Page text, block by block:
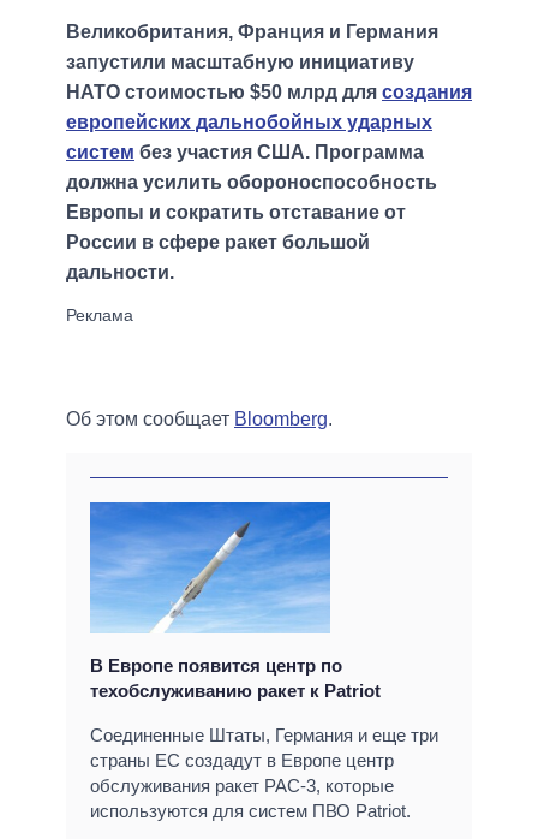
Великобритания, Франция и Германия
запустили масштабную инициативу
НАТО стоимостью $50 млрд для создания
европейских дальнобойных ударных
систем без участия США. Программа
должна усилить обороноспособность
Европы и сократить отставание от
России в сфере ракет большой
дальности.
Об этом сообщает Bloomberg.
В Европе появится центр по
техобслуживанию ракет к Patriot
Соединенные Штаты, Германия и еще три
страны ЕС создадут в Европе центр
обслуживания ракет PAC-3, которые
используются для систем ПВО Patriot.